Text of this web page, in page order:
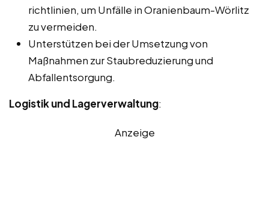
richtlinien, um Unfälle in Oranienbaum-Wörlitz
zu vermeiden.
Unterstützen bei der Umsetzung von
Maßnahmen zur Staubreduzierung und
Abfallentsorgung.
Logistik und Lagerverwaltung:
Anzeige